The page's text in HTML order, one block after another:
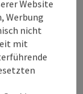
Website
Werbung
nicht
mit